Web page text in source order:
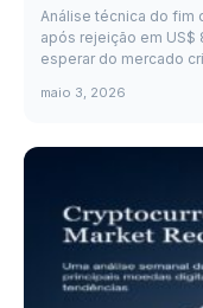
Análise técnica do fim
após rejeição em US$
esperar do mercado
maio 3, 2026